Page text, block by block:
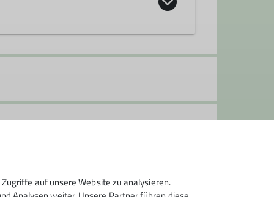
auf unsere Website zu analysieren.